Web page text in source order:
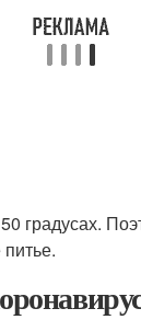
градусах.